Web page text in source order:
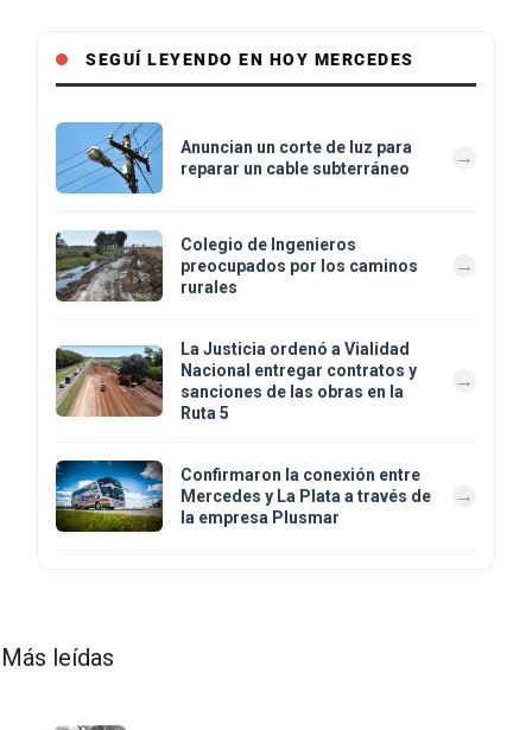
SEGUÍ LEYENDO EN HOY MERCEDES
Anuncian un corte de luz para
reparar un cable subterráneo
Colegio de Ingenieros
preocupados por los caminos
rurales
La Justicia ordenó a Vialidad
Nacional entregar contratos y
sanciones de las obras en la
Ruta 5
Confirmaron la conexión entre
Mercedes y La Plata a través de
la empresa Plusmar
Más leídas